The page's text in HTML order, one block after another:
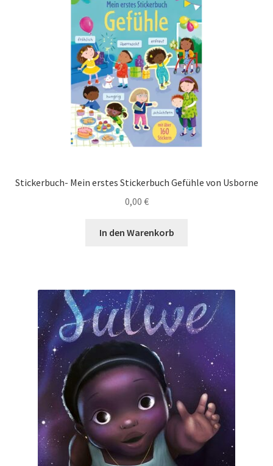
Stickerbuch- Mein erstes Stickerbuch Gefühle von Usborne
0,00 €
In den Warenkorb